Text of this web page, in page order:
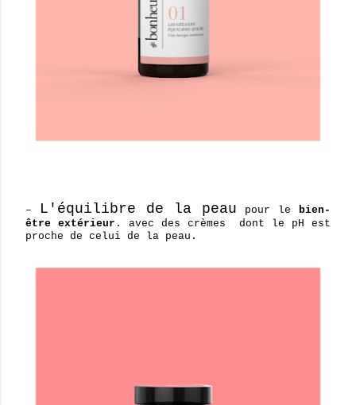
– L'équilibre de la peau pour le bien-
être extérieur . avec des crèmes dont le pH est
proche de celui de la peau.